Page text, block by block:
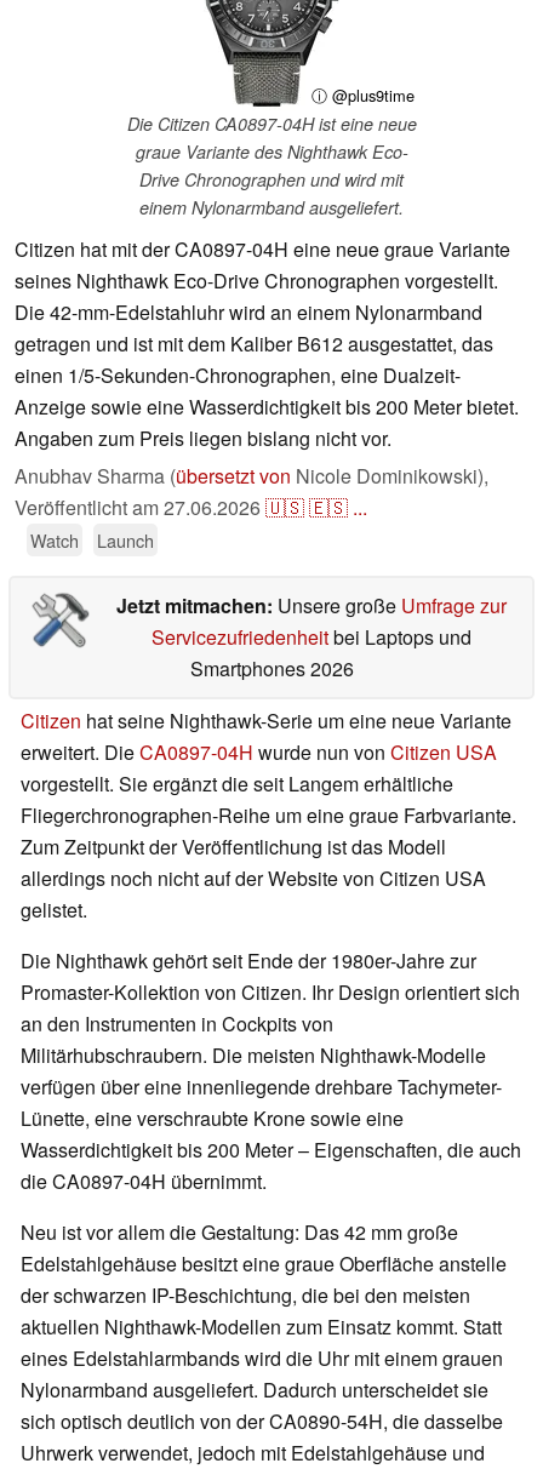
ⓘ @plus9time
Die Citizen CA0897-04H ist eine neue
graue Variante des Nighthawk Eco-
Drive Chronographen und wird mit
einem Nylonarmband ausgeliefert.
Citizen hat mit der CA0897-04H eine neue graue Variante
seines Nighthawk Eco-Drive Chronographen vorgestellt.
Die 42-mm-Edelstahluhr wird an einem Nylonarmband
getragen und ist mit dem Kaliber B612 ausgestattet, das
einen 1/5-Sekunden-Chronographen, eine Dualzeit-
Anzeige sowie eine Wasserdichtigkeit bis 200 Meter bietet.
Angaben zum Preis liegen bislang nicht vor.
Anubhav Sharma (übersetzt von Nicole Dominikowski),
Veröffentlicht am27.06.2026🇺🇸🇪🇸 ...
Watch Launch
Jetzt mitmachen: Unsere große Umfrage zur
Servicezufriedenheitbei Laptops und
Smartphones 2026
Citizen hat seine Nighthawk-Serie um eine neue Variante
erweitert. DieCA0897-04H wurde nun von Citizen USA
vorgestellt. Sie ergänzt die seit Langem erhältliche
Fliegerchronographen-Reihe um eine graue Farbvariante.
Zum Zeitpunkt der Veröffentlichung ist das Modell
allerdings noch nicht auf der Website von Citizen USA
gelistet.
Die Nighthawk gehört seit Ende der 1980er-Jahre zur
Promaster-Kollektion von Citizen. Ihr Design orientiert sich
an den Instrumenten in Cockpits von
Militärhubschraubern. Die meisten Nighthawk-Modelle
verfügen über eine innenliegende drehbare Tachymeter-
Lünette, eine verschraubte Krone sowie eine
Wasserdichtigkeit bis 200 Meter – Eigenschaften, die auch
die CA0897-04H übernimmt.
Neu ist vor allem die Gestaltung: Das 42 mm große
Edelstahlgehäuse besitzt eine graue Oberfläche anstelle
der schwarzen IP-Beschichtung, die bei den meisten
aktuellen Nighthawk-Modellen zum Einsatz kommt. Statt
eines Edelstahlarmbands wird die Uhr mit einem grauen
Nylonarmband ausgeliefert. Dadurch unterscheidet sie
sich optisch deutlich von der CA0890-54H, die dasselbe
Uhrwerk verwendet, jedoch mit Edelstahlgehäuse und